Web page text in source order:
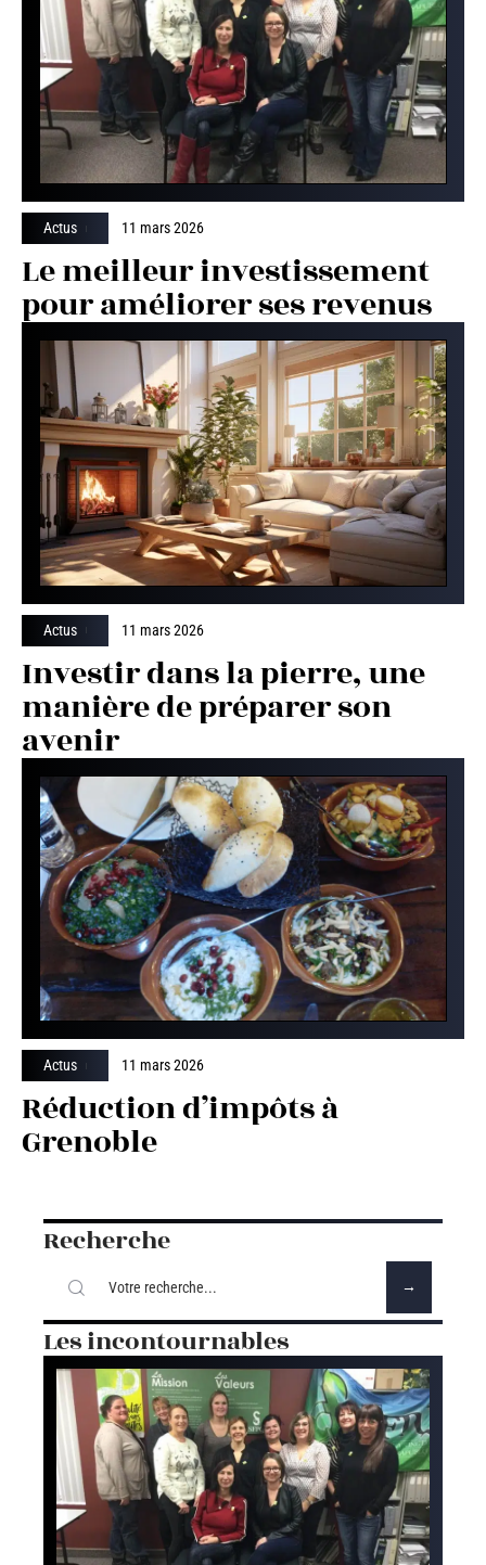
Actus 11 mars 2026
Le meilleur investissement
pour améliorer ses revenus
Actus 11 mars 2026
Investir dans la pierre, une
manière de préparer son
avenir
Actus 11 mars 2026
Réduction d’impôts à
Grenoble
Recherche
Les incontournables